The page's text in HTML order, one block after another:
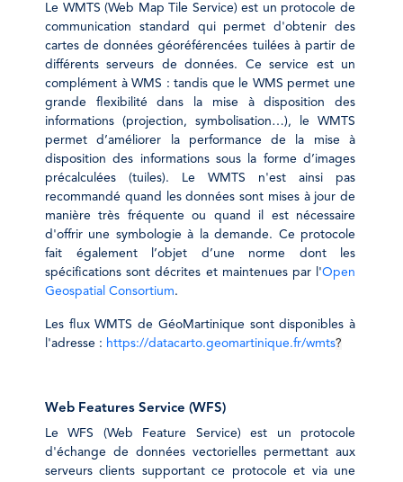
Le WMTS (Web Map Tile Service) est un protocole de
communication standard qui permet d'obtenir des
cartes de données géoréférencées tuilées à partir de
différents serveurs de données. Ce service est un
complément à WMS : tandis que le WMS permet une
grande flexibilité dans la mise à disposition des
informations (projection, symbolisation…), le WMTS
permet d’améliorer la performance de la mise à
disposition des informations sous la forme d’images
précalculées (tuiles). Le WMTS n'est ainsi pas
recommandé quand les données sont mises à jour de
manière très fréquente ou quand il est nécessaire
d'offrir une symbologie à la demande. Ce protocole
fait également l’objet d’une norme dont les
spécifications sont décrites et maintenues par l'Open
Geospatial Consortium.
Les flux WMTS de GéoMartinique sont disponibles à
l'adresse : https://datacarto.geomartinique.fr/wmts?
Web Features Service (WFS)
Le WFS (Web Feature Service) est un protocole
d'échange de données vectorielles permettant aux
serveurs clients supportant ce protocole et via une